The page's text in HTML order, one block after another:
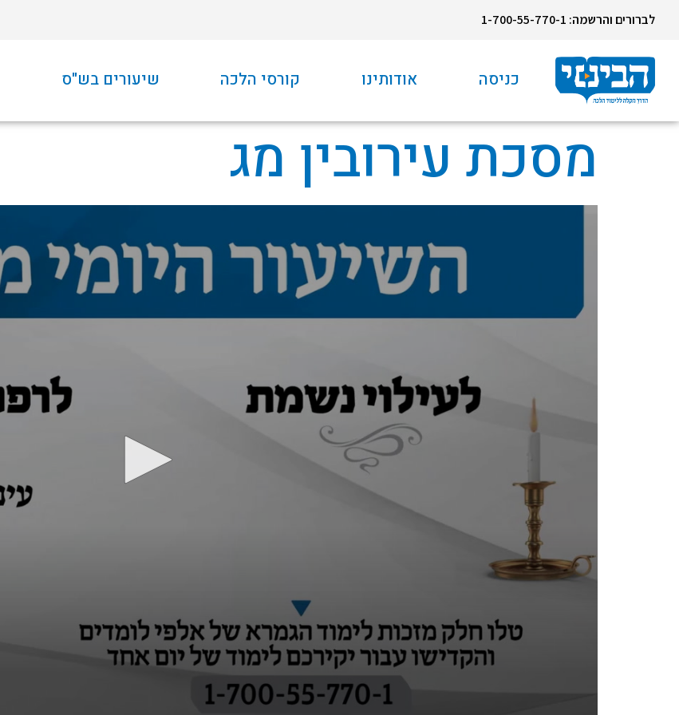
לברורים והרשמה: 1-700-55-770-1
כניסה אודותינו קורסי הלכה שיעורים בש"ס
מסכת עירובין מג